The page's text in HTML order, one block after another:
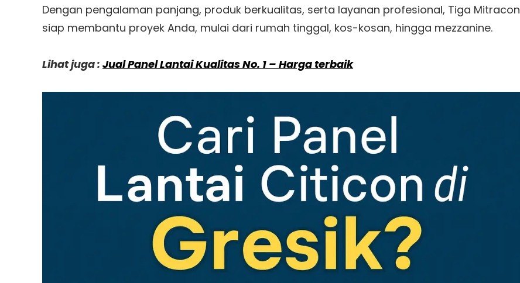
Dengan pengalaman panjang, produk berkualitas, serta layanan profesional, Tiga Mitracon
siap membantu proyek Anda, mulai dari rumah tinggal, kos-kosan, hingga mezzanine.
Lihat juga : Jual Panel Lantai Kualitas No. 1 – Harga terbaik